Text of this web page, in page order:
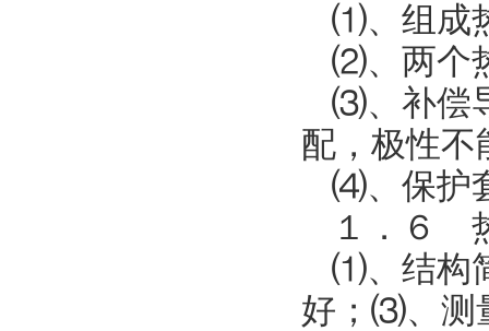
⑴、组成
⑵、两个
⑶、补偿
配，极性不
⑷、保护
１．６
⑴、结构
好；⑶、测